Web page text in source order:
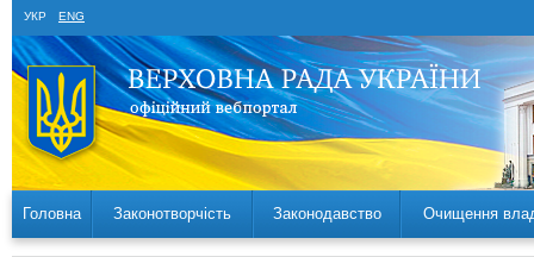
УКР ENG
Головна Законотворчість Законодавство Очищення